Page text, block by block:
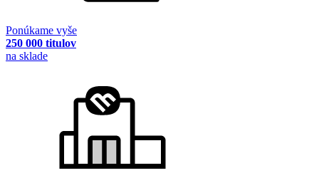
Ponúkame vyše
250 000 titulov
na sklade